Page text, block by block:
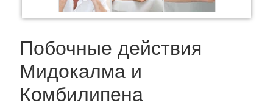
Побочные действия
Мидокалма и
Комбилипена